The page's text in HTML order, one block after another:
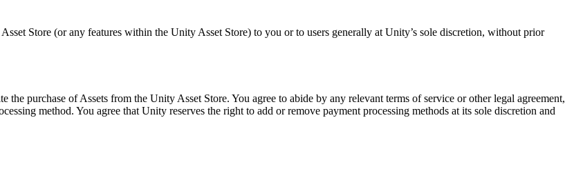
Store (or any features within the Unity Asset Store) to you or to users generally at Unity’s sole discretion, without prior
purchase of Assets from the Unity Asset Store. You agree to abide by any relevant terms of service or other legal agreement,
method. You agree that Unity reserves the right to add or remove payment processing methods at its sole discretion and